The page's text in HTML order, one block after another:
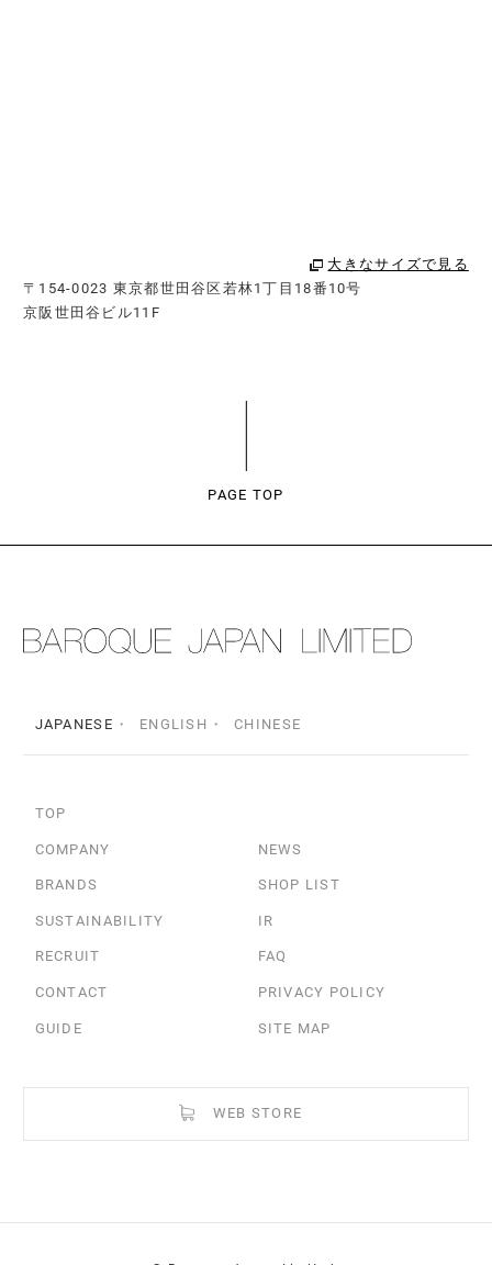
大きなサイズで見る
〒154-0023 東京都世田谷区若林1丁目18番10号
京阪世田谷ビル11F
PAGE TOP
JAPANESE ENGLISH CHINESE
TOP
COMPANY NEWS
BRANDS SHOP LIST
SUSTAINABILITY IR
RECRUIT FAQ
CONTACT PRIVACY POLICY
GUIDE SITE MAP
WEB STORE